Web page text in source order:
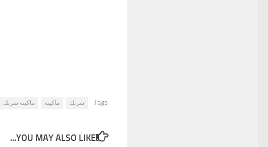
Tags: شرنك ماكينه ماكينه شرنك
YOU MAY ALSO LIKE...